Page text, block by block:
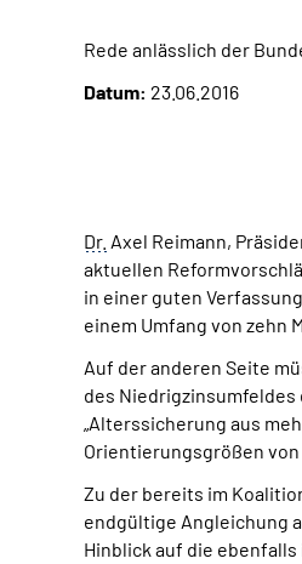
Rede anlässlich der
Datum: 23.06.2016
Dr. Axel Reimann,
aktuellen
in einer guten
einem Umfang von zehn
Auf der anderen Seite
des
„Alterssicherung aus
Orientierungsgrößen
Zu der bereits im
endgültige Angleichung
Hinblick auf die